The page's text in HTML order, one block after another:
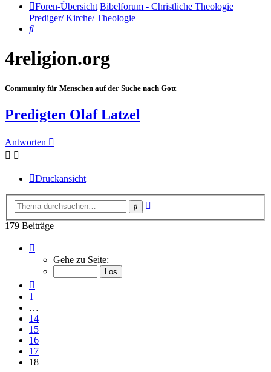
Foren-Übersicht Bibelforum - Christliche Theologie
Prediger/ Kirche/ Theologie
Suche
4religion.org
Community für Menschen auf der Suche nach Gott
Predigten Olaf Latzel
Antworten
Druckansicht
Suche
179 Beiträge
18
von
Gehe zu Seite:
1
…
14
15
16
17
18